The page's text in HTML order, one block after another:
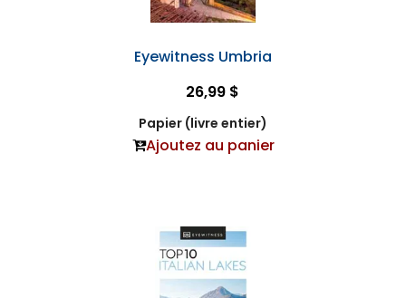
Eyewitness Umbria
26,99 $
Papier (livre entier)
Ajoutez au panier